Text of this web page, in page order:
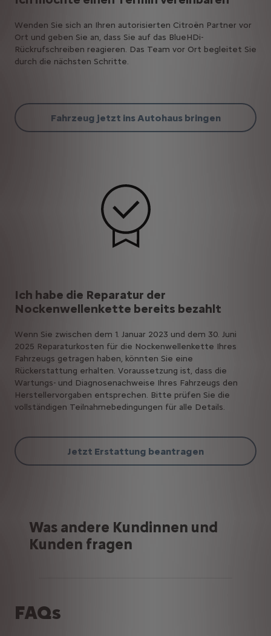
Wenden Sie sich an Ihren autorisierten Citroën Partner vor
Ort und geben Sie an, dass Sie auf das BlueHDi-
Rückrufschreiben reagieren. Das Team vor Ort begleitet Sie
durch die nächsten Schritte.
Fahrzeug jetzt ins Autohaus bringen
Ich habe die Reparatur der
Nockenwellenkette bereits bezahlt
Wenn Sie zwischen dem 1. Januar 2023 und dem 30. Juni
2025 Reparaturkosten für die Nockenwellenkette Ihres
Fahrzeugs getragen haben, könnten Sie eine
Rückerstattung erhalten. Voraussetzung ist, dass die
Wartungs- und Diagnosenachweise Ihres Fahrzeugs den
Herstellervorgaben entsprechen. Bitte prüfen Sie die
vollständigen Teilnahmebedingungen für alle Details.
Jetzt Erstattung beantragen
Was andere Kundinnen und
Kunden fragen
FAQs